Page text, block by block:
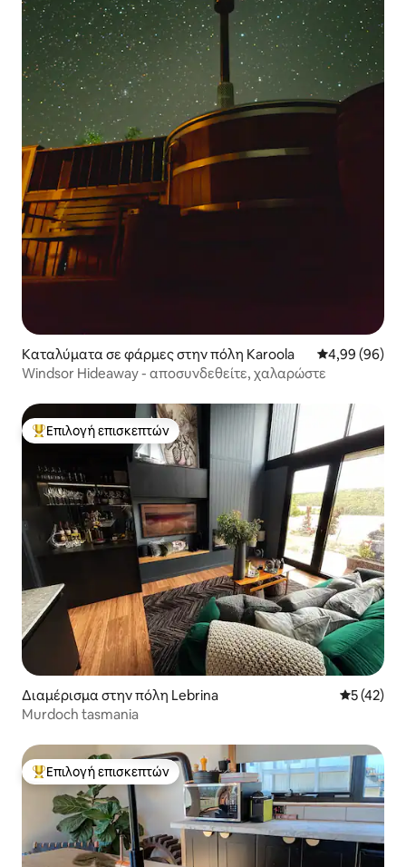
Καταλύματα σε φάρμες στην πόλη Karoola Μέση
4,99 (96)
Windsor Hideaway - αποσυνδεθείτε, χαλαρώστε
Κορυφαία επιλογή επισκεπτών
Επιλογή επισκεπτών
Διαμέρισμα στην πόλη Lebrina Μέση
5 (42)
Murdoch tasmania
Κορυφαία επιλογή επισκεπτών
Επιλογή επισκεπτών